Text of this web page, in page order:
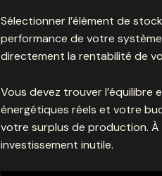
Sélectionner l’élément de
performance de votre
directement la rentabilité de
Vous devez trouver l’équilibre
énergétiques réels et votre
votre surplus de production. À
investissement inutile.